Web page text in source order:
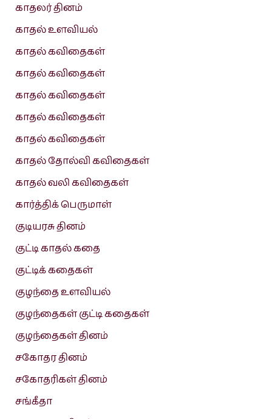
காதலர் தினம்
காதல் உளவியல்
காதல் கவிதைகள்
காதல் கவிதைகள்
காதல் கவிதைகள்
காதல் கவிதைகள்
காதல் கவிதைகள்
காதல் தோல்வி கவிதைகள்
காதல் வலி கவிதைகள்
கார்த்திக் பெருமாள்
குடியரசு தினம்
குட்டி காதல் கதை
குட்டிக் கதைகள்
குழந்தை உளவியல்
குழந்தைகள் குட்டி கதைகள்
குழந்தைகள் தினம்
சகோதர தினம்
சகோதரிகள் தினம்
சங்கீதா